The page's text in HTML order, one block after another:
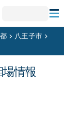
八王子市
情報